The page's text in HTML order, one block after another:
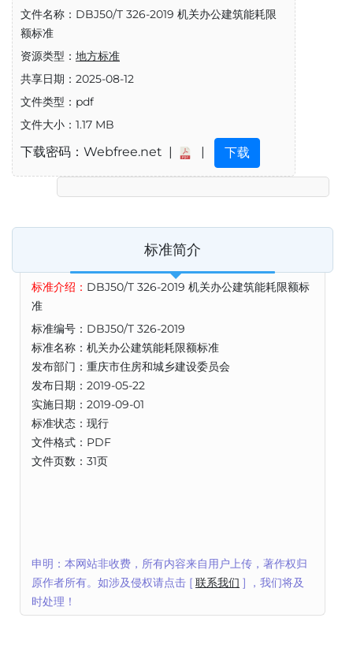
文件名称：DBJ50/T 326-2019 机关办公建筑能耗限
额标准
资源类型： 地方标准
共享日期：2025-08-12
文件类型：pdf
文件大小：1.17 MB
下载密码：Webfree.net | | 下载
标准简介
标准介绍： DBJ50/T 326-2019 机关办公建筑能耗限额标
准
标准编号：DBJ50/T 326-2019
标准名称：机关办公建筑能耗限额标准
发布部门：重庆市住房和城乡建设委员会
发布日期：2019-05-22
实施日期：2019-09-01
标准状态：现行
文件格式：PDF
文件页数：31页
申明：本网站非收费，所有内容来自用户上传，著作权归
原作者所有。如涉及侵权请点击 [ 联系我们 ] ，我们将及
时处理！